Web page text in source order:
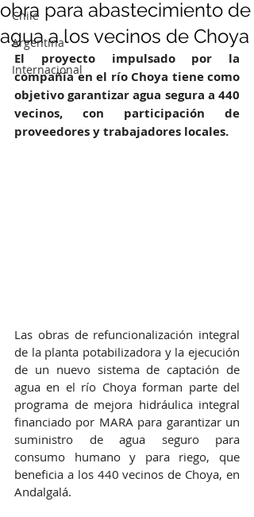
Chile
Argentina
Internacional
obra para abastecimiento de
agua a los vecinos de Choya
El proyecto impulsado por la
compañía en el río Choya tiene como
objetivo garantizar agua segura a 440
vecinos, con participación de
proveedores y trabajadores locales.
Las obras de refuncionalización integral
de la planta potabilizadora y la ejecución
de un nuevo sistema de captación de
agua en el río Choya forman parte del
programa de mejora hidráulica integral
financiado por MARA para garantizar un
suministro de agua seguro para
consumo humano y para riego, que
beneficia a los 440 vecinos de Choya, en
Andalgalá.